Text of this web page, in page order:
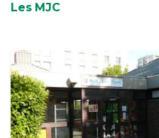
Les MJC